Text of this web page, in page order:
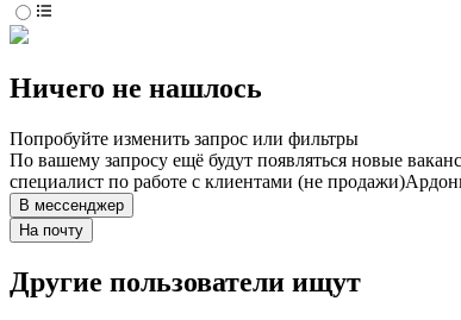
Ничего не нашлось
Попробуйте изменить запрос или фильтры
По вашему запросу ещё будут появляться новые
специалист по работе с клиентами (не продажи)
В мессенджер
На почту
Другие пользователи ищут